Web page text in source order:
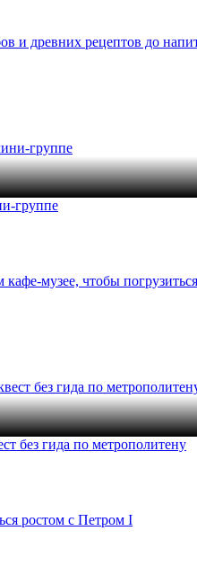
и древних рецептов до
группе
музее, чтобы
без гида по метрополитену
ростом с Петром I